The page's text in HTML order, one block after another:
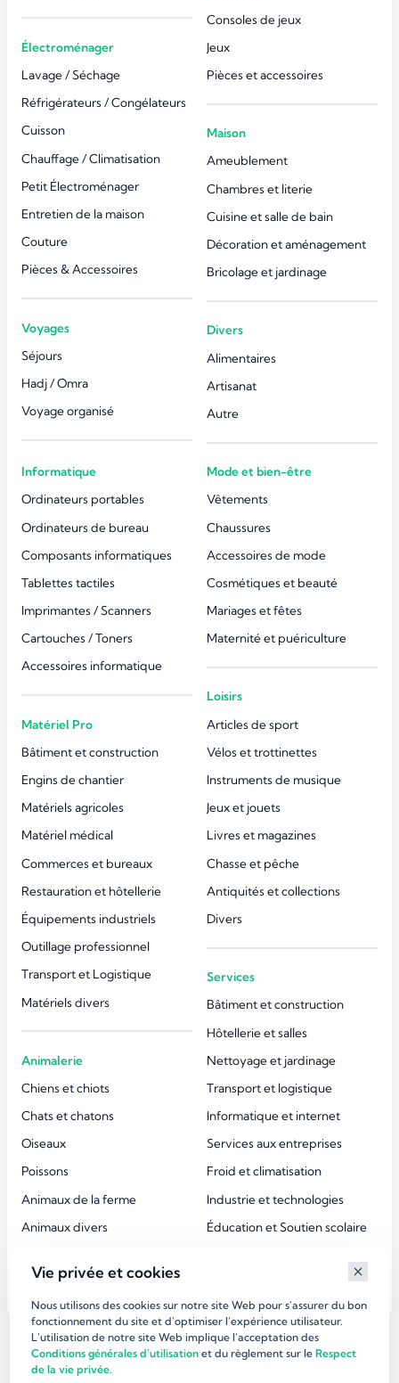
Électroménager
Lavage / Séchage
Réfrigérateurs / Congélateurs
Cuisson
Chauffage / Climatisation
Petit Électroménager
Entretien de la maison
Couture
Pièces & Accessoires
Voyages
Séjours
Hadj / Omra
Voyage organisé
Consoles de jeux
Jeux
Pièces et accessoires
Maison
Ameublement
Chambres et literie
Cuisine et salle de bain
Décoration et aménagement
Bricolage et jardinage
Divers
Alimentaires
Artisanat
Autre
Informatique
Ordinateurs portables
Ordinateurs de bureau
Composants informatiques
Tablettes tactiles
Imprimantes / Scanners
Cartouches / Toners
Accessoires informatique
Matériel Pro
Bâtiment et construction
Engins de chantier
Matériels agricoles
Matériel médical
Commerces et bureaux
Restauration et hôtellerie
Équipements industriels
Outillage professionnel
Transport et Logistique
Matériels divers
Animalerie
Chiens et chiots
Chats et chatons
Oiseaux
Poissons
Animaux de la ferme
Animaux divers
Mode et bien-être
Vêtements
Chaussures
Accessoires de mode
Cosmétiques et beauté
Mariages et fêtes
Maternité et puériculture
Loisirs
Articles de sport
Vélos et trottinettes
Instruments de musique
Jeux et jouets
Livres et magazines
Chasse et pêche
Antiquités et collections
Divers
Services
Bâtiment et construction
Hôtellerie et salles
Nettoyage et jardinage
Transport et logistique
Informatique et internet
Services aux entreprises
Froid et climatisation
Industrie et technologies
Éducation et Soutien scolaire
©dirlaffaire.com 2026
Vie privée et cookies
Nous utilisons des cookies sur notre site Web pour s'assurer du bon
fonctionnement du site et d'optimiser l’expérience utilisateur.
L'utilisation de notre site Web implique l'acceptation des
Conditions générales d'utilisation et du règlement sur leRespect
de la vie privée.